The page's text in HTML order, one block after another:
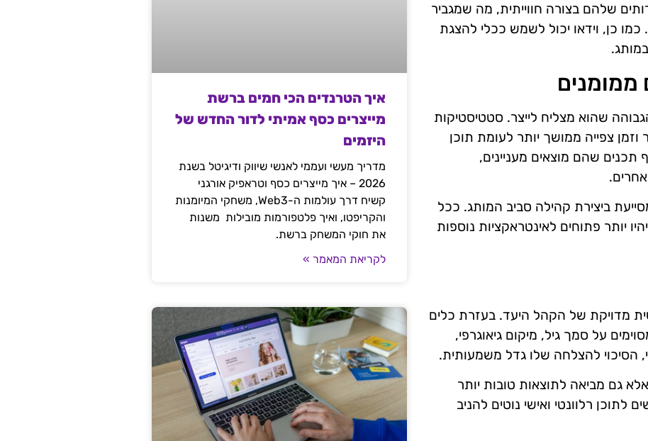
שלהם בצורה חווייתית, מה שמגביר
כן, וידאו יכול לשמש ככלי להצגת
ממומנים
שהוא מצליח לייצר. סטטיסטיקות
וזמן צפייה ממושך יותר לעומת תוכן
שהם מוצאים מעניינים,
ביצירת קהילה סביב המותג. ככל
יותר פתוחים לאינטראקציות נוספות
מדויקת של הקהל היעד. בעזרת כלים
על סמך גיל, מיקום גיאוגרפי,
הסיכוי להצלחה שלו גדל משמעותית.
גם מביאה לתוצאות טובות יותר
רלוונטי ואישי נוטים להניב
איך הטרנדים הכי חמים ברשת
מייצרים כסף אמיתי לדור החדש של
היזמים
מדריך מעשי ועממי לאנשי שיווק ודיגיטל בשנת
2026 – איך מייצרים כסף וטראפיק אורגני
קשיח דרך עולמות ה-Web3, משחקי המיומנות
והקריפטו, ואיך פלטפורמות מובילות משנות
את חוקי המשחק ברשת.
לקריאת המאמר »